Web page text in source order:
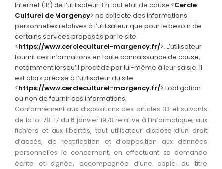
Internet (IP) de l’utilisateur. En tout état de cause <Cercle
Culturel de Margency> ne collecte des informations
personnelles relatives à l’utilisateur que pour le besoin de
certains services proposés par le site
<https://www.cercleculturel-margency.fr/>. L’utilisateur
fournit ces informations en toute connaissance de cause,
notamment lorsqu’il procède par lui-même à leur saisie. Il
est alors précisé à l’utilisateur du site
<https://www.cercleculturel-margency.fr/> l’obligation
ou non de fournir ces informations.
Conformément aux dispositions des articles 38 et suivants
de la loi 78-17 du 6 janvier 1978 relative à l’informatique, aux
fichiers et aux libertés, tout utilisateur dispose d’un droit
d’accès, de rectification et d’opposition aux données
personnelles le concernant, en effectuant sa demande
écrite et signée, accompagnée d’une copie du titre